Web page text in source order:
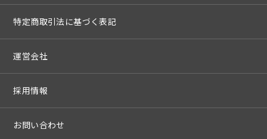
特定商取引法に基づく表記
運営会社
採用情報
お問い合わせ